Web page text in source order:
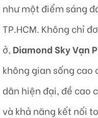
như một điểm sáng
TP.HCM. Không chỉ
ở, Diamond Sky Vạn
không gian sống cao
dân hiện đại, đề cao
và khả năng kết nối